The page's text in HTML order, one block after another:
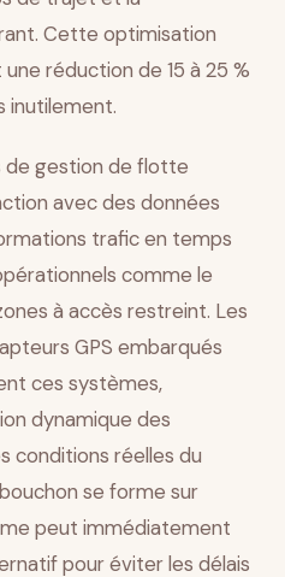
Cette optimisation
réduction de 15 à 25 %
inutilement.
de gestion de flotte
avec des données
trafic en temps
comme le
à accès restreint. Les
GPS embarqués
ces systèmes,
dynamique des
conditions réelles du
se forme sur
peut immédiatement
pour éviter les délais